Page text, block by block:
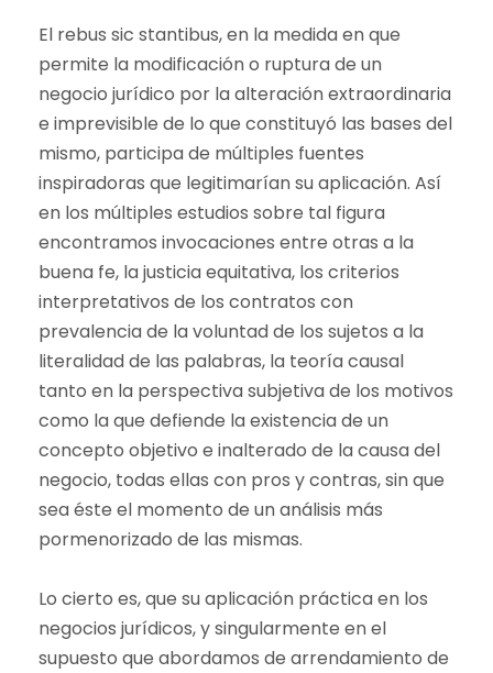
El rebus sic stantibus, en la medida en que
permite la modificación o ruptura de un
negocio jurídico por la alteración extraordinaria
e imprevisible de lo que constituyó las bases del
mismo, participa de múltiples fuentes
inspiradoras que legitimarían su aplicación. Así
en los múltiples estudios sobre tal figura
encontramos invocaciones entre otras a la
buena fe, la justicia equitativa, los criterios
interpretativos de los contratos con
prevalencia de la voluntad de los sujetos a la
literalidad de las palabras, la teoría causal
tanto en la perspectiva subjetiva de los motivos
como la que defiende la existencia de un
concepto objetivo e inalterado de la causa del
negocio, todas ellas con pros y contras, sin que
sea éste el momento de un análisis más
pormenorizado de las mismas.
Lo cierto es, que su aplicación práctica en los
negocios jurídicos, y singularmente en el
supuesto que abordamos de arrendamiento de